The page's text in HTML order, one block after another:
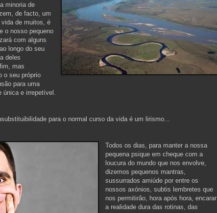
minoria de
de facto, um
de muitos, é
o nosso pequeno
com alguns
longo do seu
deles
mas
o seu próprio
para uma
única e irrepetível.
para o normal curso da vida é um lirismo...
Todos os dias, para manter a nossa
pequena psique em cheque com a
loucura do mundo que nos envolve,
dizemos pequenos mantras,
sussurrados amiúde por entre os
nossos axónios, subtis lembretes que
nos permitirão, hora após hora, encarar
a realidade dura das rotinas, das